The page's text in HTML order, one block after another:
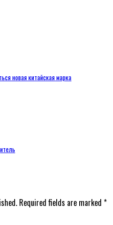
новая китайская марка
Required fields are marked *